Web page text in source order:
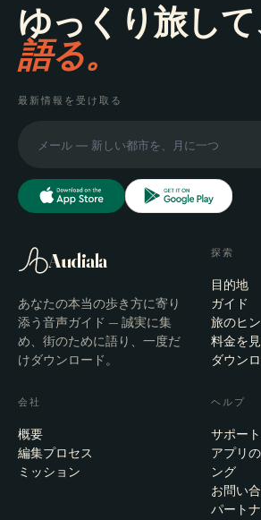
ゆっくり旅して
語る。
最新情報を受け取る
Audiala
あなたの本当の歩き方に寄り
添う音声ガイド — 誠実に集
め、街のために語り、一度だ
けダウンロード。
探索
目的地
ガイド
旅のヒ
料金を
ダウン
会社
概要
編集プロセス
ミッション
ヘルプ
サポート
アプリ
ング
お問い
パート